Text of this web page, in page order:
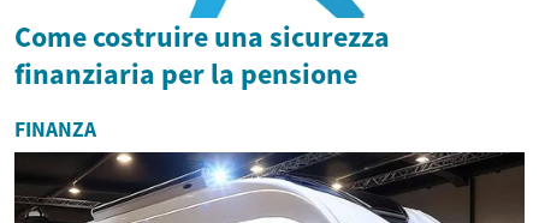
Come costruire una sicurezza
finanziaria per la pensione
FINANZA